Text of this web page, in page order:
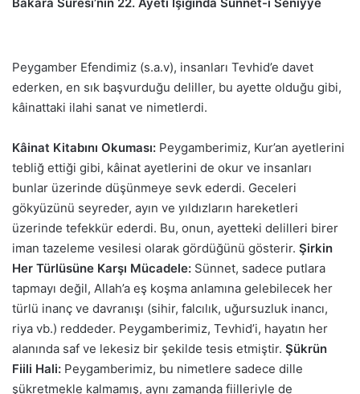
Peygamber Efendimiz (s.a.v), insanları Tevhid’e davet
ederken, en sık başvurduğu deliller, bu ayette olduğu gibi,
kâinattaki ilahi sanat ve nimetlerdi.
Kâinat Kitabını Okuması: Peygamberimiz, Kur’an ayetlerini
tebliğ ettiği gibi, kâinat ayetlerini de okur ve insanları
bunlar üzerinde düşünmeye sevk ederdi. Geceleri
gökyüzünü seyreder, ayın ve yıldızların hareketleri
üzerinde tefekkür ederdi. Bu, onun, ayetteki delilleri birer
iman tazeleme vesilesi olarak gördüğünü gösterir. Şirkin
Her Türlüsüne Karşı Mücadele: Sünnet, sadece putlara
tapmayı değil, Allah’a eş koşma anlamına gelebilecek her
türlü inanç ve davranışı (sihir, falcılık, uğursuzluk inancı,
riya vb.) reddeder. Peygamberimiz, Tevhid’i, hayatın her
alanında saf ve lekesiz bir şekilde tesis etmiştir. Şükrün
Fiili Hali: Peygamberimiz, bu nimetlere sadece dille
şükretmekle kalmamış, aynı zamanda fiilleriyle de